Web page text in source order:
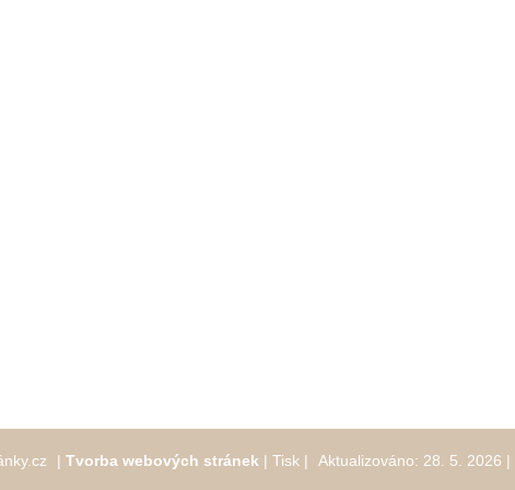
| Tvorba webových stránek | Tisk| Aktualizováno: 28. 5. 2026 |